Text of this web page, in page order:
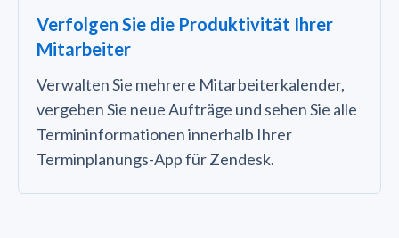
Verfolgen Sie die Produktivität Ihrer
Mitarbeiter
Verwalten Sie mehrere Mitarbeiterkalender,
vergeben Sie neue Aufträge und sehen Sie alle
Termininformationen innerhalb Ihrer
Terminplanungs-App für Zendesk.